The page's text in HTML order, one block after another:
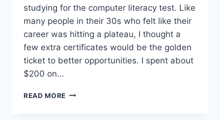
studying for the computer literacy test. Like
many people in their 30s who felt like their
career was hitting a plateau, I thought a
few extra certificates would be the golden
ticket to better opportunities. I spent about
$200 on…
READ MORE THE